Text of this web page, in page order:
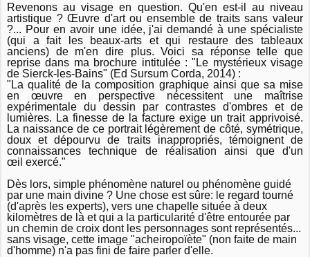
Revenons au visage en question. Qu'en est-il au niveau
artistique ? Œuvre d'art ou ensemble de traits sans valeur
?... Pour en avoir une idée, j'ai demandé à une spécialiste
(qui a fait les beaux-arts et qui restaure des tableaux
anciens) de m'en dire plus. Voici sa réponse telle que
reprise dans ma brochure intitulée : "Le mystérieux visage
de Sierck-les-Bains" (Ed Sursum Corda, 2014) :
"La qualité de la composition graphique ainsi que sa mise
en œuvre en perspective nécessitent une maîtrise
expérimentale du dessin par contrastes d'ombres et de
lumières. La finesse de la facture exige un trait apprivoisé.
La naissance de ce portrait légèrement de côté, symétrique,
doux et dépourvu de traits inappropriés, témoignent de
connaissances technique de réalisation ainsi que d'un
œil exercé."
Dès lors, simple phénomène naturel ou phénomène guidé
par une main divine ? Une chose est sûre: le regard tourné
(d'après les experts), vers une chapelle située à deux
kilomètres de là et qui a la particularité d'être entourée par
un chemin de croix dont les personnages sont représentés...
sans visage, cette image "acheiropoïète" (non faite de main
d'homme) n'a pas fini de faire parler d'elle.